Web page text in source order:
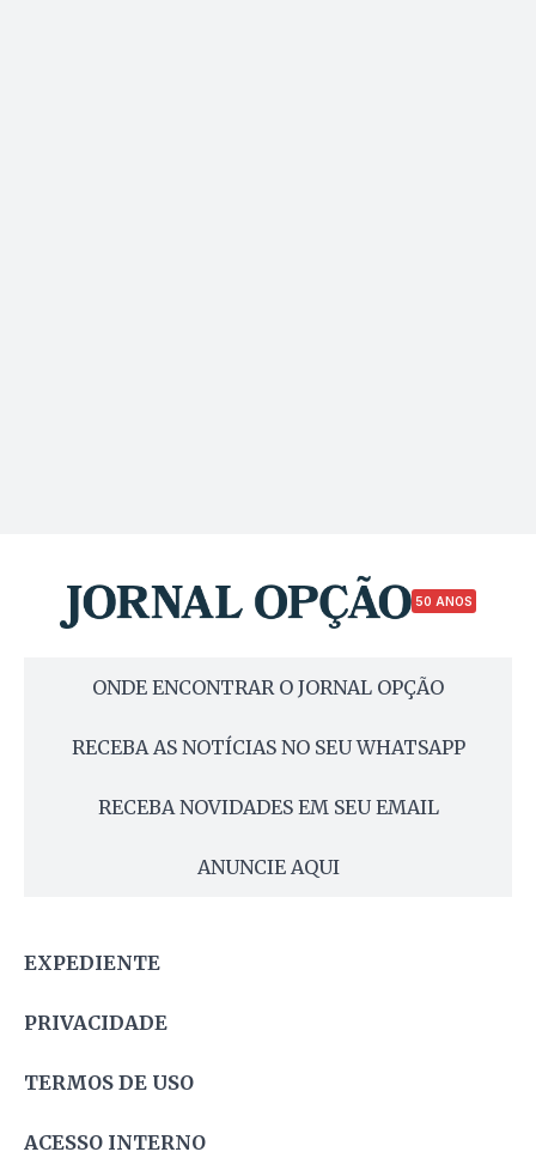
50 ANOS
ONDE ENCONTRAR O JORNAL OPÇÃO
RECEBA AS NOTÍCIAS NO SEU WHATSAPP
RECEBA NOVIDADES EM SEU EMAIL
ANUNCIE AQUI
EXPEDIENTE
PRIVACIDADE
TERMOS DE USO
ACESSO INTERNO